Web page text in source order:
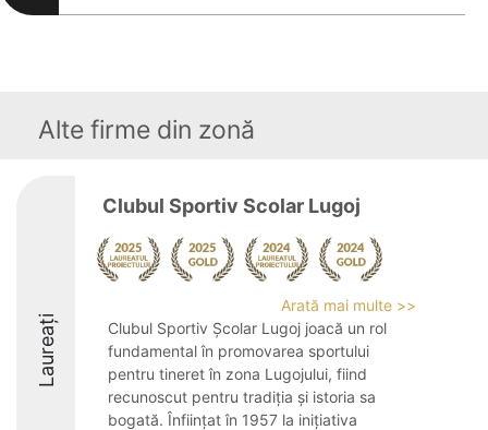
Alte firme din zonă
Laureați
Clubul Sportiv Scolar Lugoj
Arată mai multe >>
Clubul Sportiv Școlar Lugoj joacă un rol
fundamental în promovarea sportului
pentru tineret în zona Lugojului, fiind
recunoscut pentru tradiția și istoria sa
bogată. Înființat în 1957 la inițiativa